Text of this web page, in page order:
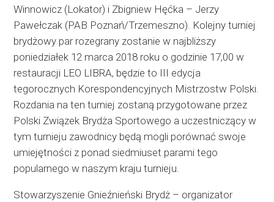
Winnowicz (Lokator) i Zbigniew Hęćka – Jerzy
Pawełczak (PAB Poznań/Trzemeszno). Kolejny turniej
brydżowy par rozegrany zostanie w najbliższy
poniedziałek 12 marca 2018 roku o godzinie 17,00 w
restauracji LEO LIBRA, będzie to III edycja
tegorocznych Korespondencyjnych Mistrzostw Polski.
Rozdania na ten turniej zostaną przygotowane przez
Polski Związek Brydża Sportowego a uczestniczący w
tym turnieju zawodnicy będą mogli porównać swoje
umiejętności z ponad siedmiuset parami tego
popularnego w naszym kraju turnieju.
Stowarzyszenie Gnieźnieński Brydż – organizator